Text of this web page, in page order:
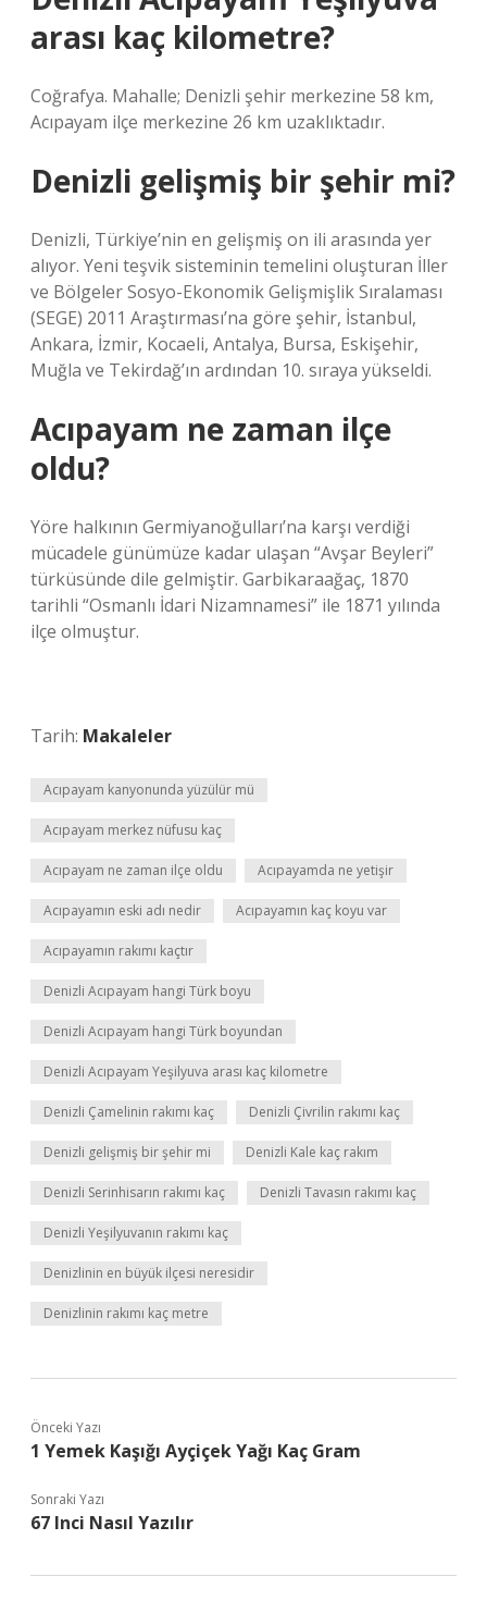
arası kaç kilometre?
Coğrafya. Mahalle; Denizli şehir merkezine 58 km,
Acıpayam ilçe merkezine 26 km uzaklıktadır.
Denizli gelişmiş bir şehir mi?
Denizli, Türkiye’nin en gelişmiş on ili arasında yer
alıyor. Yeni teşvik sisteminin temelini oluşturan İller
ve Bölgeler Sosyo-Ekonomik Gelişmişlik Sıralaması
(SEGE) 2011 Araştırması’na göre şehir, İstanbul,
Ankara, İzmir, Kocaeli, Antalya, Bursa, Eskişehir,
Muğla ve Tekirdağ’ın ardından 10. sıraya yükseldi.
Acıpayam ne zaman ilçe
oldu?
Yöre halkının Germiyanoğulları’na karşı verdiği
mücadele günümüze kadar ulaşan “Avşar Beyleri”
türküsünde dile gelmiştir. Garbikaraağaç, 1870
tarihli “Osmanlı İdari Nizamnamesi” ile 1871 yılında
ilçe olmuştur.
Tarih: Makaleler
Acıpayam kanyonunda yüzülür mü
Acıpayam merkez nüfusu kaç
Acıpayam ne zaman ilçe oldu Acıpayamda ne yetişir
Acıpayamın eski adı nedir Acıpayamın kaç koyu var
Acıpayamın rakımı kaçtır
Denizli Acıpayam hangi Türk boyu
Denizli Acıpayam hangi Türk boyundan
Denizli Acıpayam Yeşilyuva arası kaç kilometre
Denizli Çamelinin rakımı kaç Denizli Çivrilin rakımı kaç
Denizli gelişmiş bir şehir mi Denizli Kale kaç rakım
Denizli Serinhisarın rakımı kaç Denizli Tavasın rakımı kaç
Denizli Yeşilyuvanın rakımı kaç
Denizlinin en büyük ilçesi neresidir
Denizlinin rakımı kaç metre
Önceki Yazı
1 Yemek Kaşığı Ayçiçek Yağı Kaç Gram
Sonraki Yazı
67 Inci Nasıl Yazılır